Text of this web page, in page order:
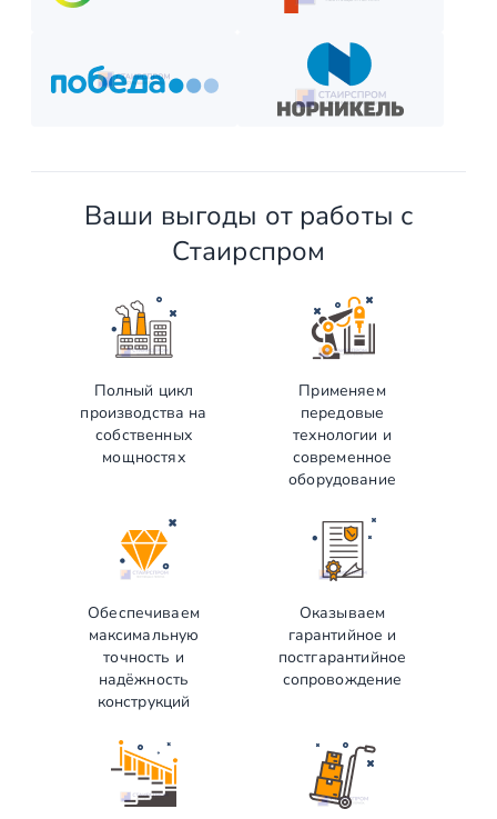
Ваши выгоды от работы с
Стаирспром
Полный цикл
производства на
собственных
мощностях
Применяем
передовые
технологии и
современное
оборудование
Обеспечиваем
максимальную
точность и
надёжность
конструкций
Оказываем
гарантийное и
постгарантийное
сопровождение